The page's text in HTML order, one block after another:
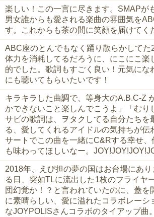
楽しい！この一言に尽きます。SMAPが
男女誰からも愛される楽曲の雰囲気を
す。これからも茶の間に笑顔を届けてく
ABC座のとんでもなく踊り散らかしてた
体力を消耗してるだろうに、にこにこ楽
的でした。歌詞もすごく良い！元気にな
にも聴いてもらいたいです！
キラキラした曲調で、等身大のA.B.C-Z
かできないこと楽しんでこうよ」「むり
サビの歌詞は、ヲタクしてる自分たちを
る、愛してくれるアイドルの気持ちが伝
サートでこの曲を一緒にC&Rする幸せ、
も味わってほしいなー。
2018年、えび担の夢の国はお台場にあ
る日、突如TLに流出した1枚のフライヤ
団幻覚か！？と言われていたのに、蓋を
に素晴らしい、愛に溢れたコラボレーシ
なJOYPOLISさんコラボのタイアップ曲